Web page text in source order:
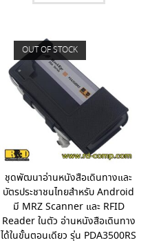
OUT OF STOCK
ชุดพัฒนาอ่านหนังสือเดินทางและ
บัตรประชาชนไทยสำหรับ Android
มี MRZ Scanner และ RFID
Reader ในตัว อ่านหนังสือเดินทาง
ได้ในขั้นตอนเดียว รุ่น PDA3500RS